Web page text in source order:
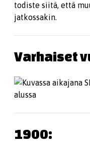
todiste siitä, että
jatkossakin.
Varhaiset
1900: